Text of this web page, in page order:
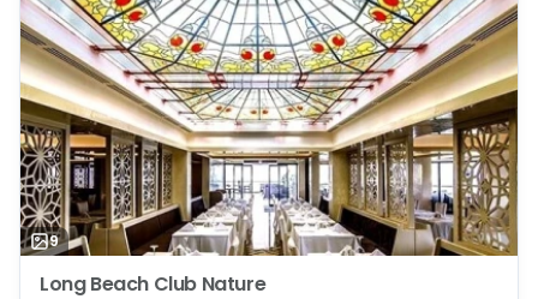
9
Long Beach Club Nature